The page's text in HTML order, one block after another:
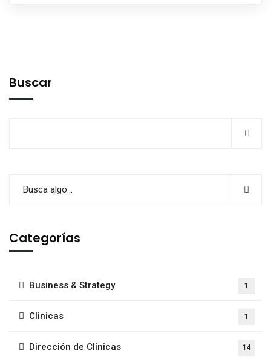
Buscar
Categorías
Business & Strategy 1
Clinicas 1
Dirección de Clínicas 14